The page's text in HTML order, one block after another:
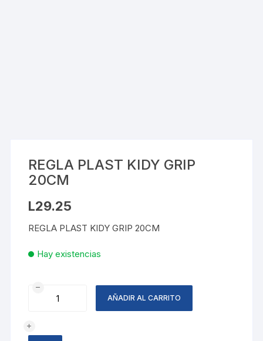
REGLA PLAST KIDY GRIP
20CM
L29.25
REGLA PLAST KIDY GRIP 20CM
Hay existencias
REGLA
GRIP
AÑADIR AL CARRITO